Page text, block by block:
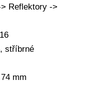
Reflektory ->
stříbrné
mm